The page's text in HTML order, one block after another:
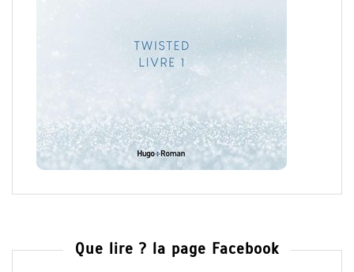
Que lire ? la page Facebook